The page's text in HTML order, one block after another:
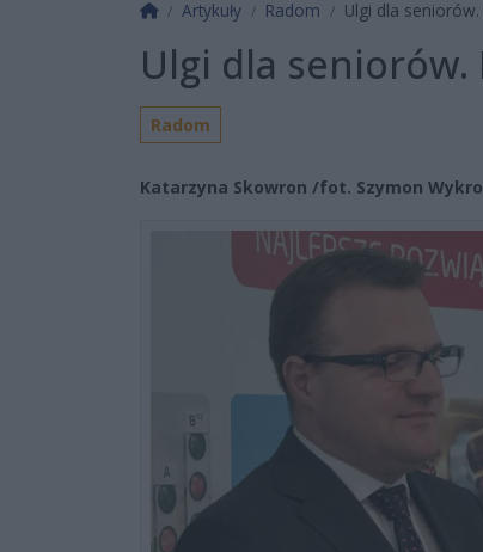
Strona główna
Artykuły Radom Ulgi dla seniorów.
Ulgi dla seniorów.
Radom
Katarzyna Skowron /fot. Szymon